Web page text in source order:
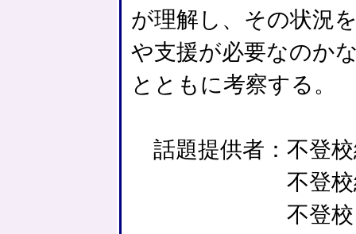
が理解し、その状況
や支援が必要なのか
とともに考察する。
話題提供者：不登
不登校経験者
不登校・ひき